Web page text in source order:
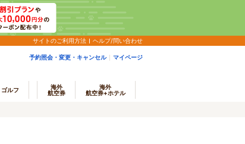
サイトのご利用方法 ヘルプ/問い合わせ
予約照会・変更・キャンセル マイページ
ゴルフ
海外
航空券
海外
航空券+ホテル